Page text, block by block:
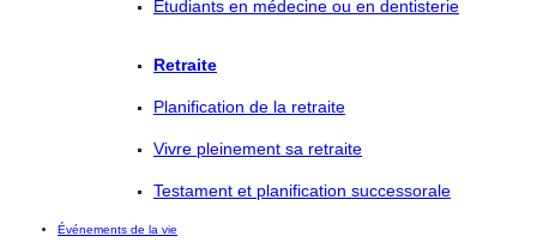
Étudiants en médecine ou en dentisterie
Retraite
Planification de la retraite
Vivre pleinement sa retraite
Testament et planification successorale
Événements de la vie